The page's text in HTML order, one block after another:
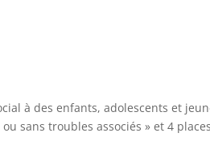
à des enfants, adolescents et
sans troubles associés » et 4